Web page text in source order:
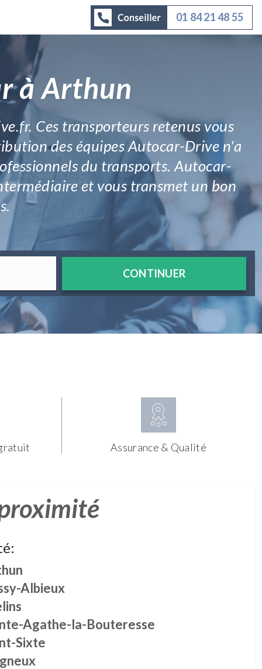
01 84 21 48 55
à Arthun
Ces transporteurs retenus vous
des équipes Autocar-Drive n'a
du transports. Autocar-
et vous transmet un bon
CONTINUER
Assurance & Qualité
Albieux
Agathe-la-Bouteresse
Sixte